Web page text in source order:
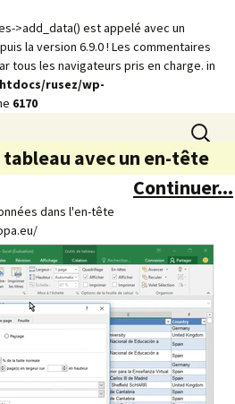
>add_data() est appelé avec un
la version 6.9.0 ! Les commentaires
tous les navigateurs pris en charge. in
htdocs/rusez/wp-
6170
avec un en-tête
Continuer...
dans l'en-tête